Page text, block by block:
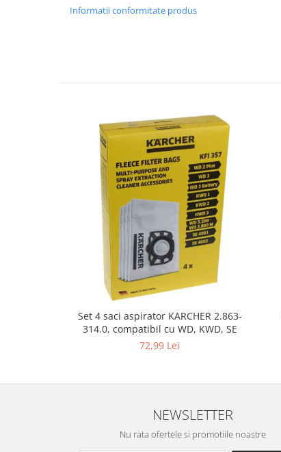
Genti si accesorii femei
Gaming, Carti & Birotica
Birotica & Papetarie
Console, Jocuri & Accesorii
Ingrijire personala & Cosmetice
Accesorii aparate de ras electrice
Accesorii aparate hair styling
Aparate & Accesorii ingrijire
Articole Sanatate si Wellness
Consumabile sanitare
Cosmetice si produse ingrijire
Igiena dentara
Informatii conformitate produs
Set 4 saci aspirator KARCHER 2.863-
314.0, compatibil cu WD, KWD, SE
72,99 Lei
NEWSLETTER
Nu rata ofertele si promotiile noastre